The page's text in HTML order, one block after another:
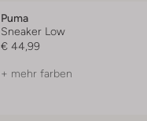
Puma
Sneaker Low
€ 44,99
+ mehr farben